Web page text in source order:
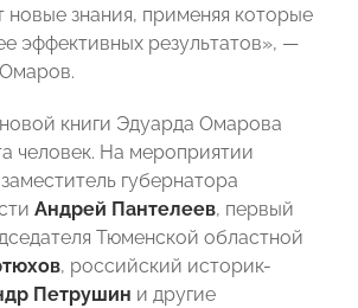
новые знания, применяя которые
эффективных результатов», —
книги Эдуарда Омарова
человек. На мероприятии
губернатора
Андрей Пантелеев, первый
Тюменской областной
, российский историк-
Петрушин и другие